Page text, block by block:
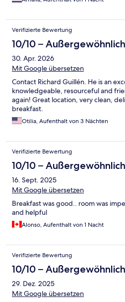
Verifizierte Bewertung
10/10 – Außergewöhnlich
30. Apr. 2026
Mit Google übersetzen
Contact Richard Guillén. He is an
knowledgeable, resourceful and
again! Great location, very clean,
breakfast.
Otilia, Aufenthalt von 3 Nächten
Verifizierte Bewertung
10/10 – Außergewöhnlich
16. Sept. 2025
Mit Google übersetzen
Breakfast was good.. room was
and helpful
Alonso, Aufenthalt von 1 Nacht
Verifizierte Bewertung
10/10 – Außergewöhnlich
29. Dez. 2025
Mit Google übersetzen